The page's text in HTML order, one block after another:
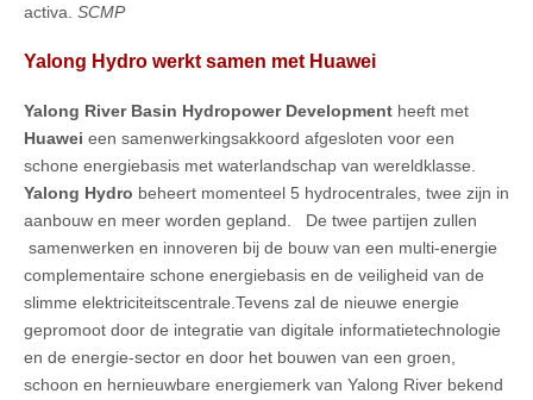
activa. SCMP
Yalong Hydro werkt samen met Huawei
Yalong River Basin Hydropower Development heeft met
Huawei een samenwerkingsakkoord afgesloten voor een
schone energiebasis met waterlandschap van wereldklasse.
Yalong Hydro beheert momenteel 5 hydrocentrales, twee zijn in
aanbouw en meer worden gepland. De twee partijen zullen
samenwerken en innoveren bij de bouw van een multi-energie
complementaire schone energiebasis en de veiligheid van de
slimme elektriciteitscentrale.Tevens zal de nieuwe energie
gepromoot door de integratie van digitale informatietechnologie
en de energie-sector en door het bouwen van een groen,
schoon en hernieuwbare energiemerk van Yalong River bekend